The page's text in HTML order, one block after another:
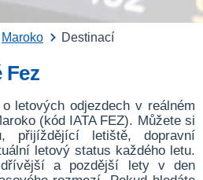
Maroko Destinací
Fez
letových odjezdech v reálném
(kód IATA FEZ). Můžete si
přijíždějící letiště, dopravní
letový status každého letu.
a pozdější lety v den